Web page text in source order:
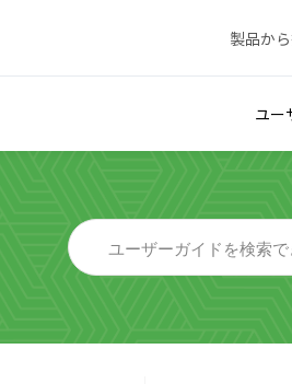
製品か
ユー